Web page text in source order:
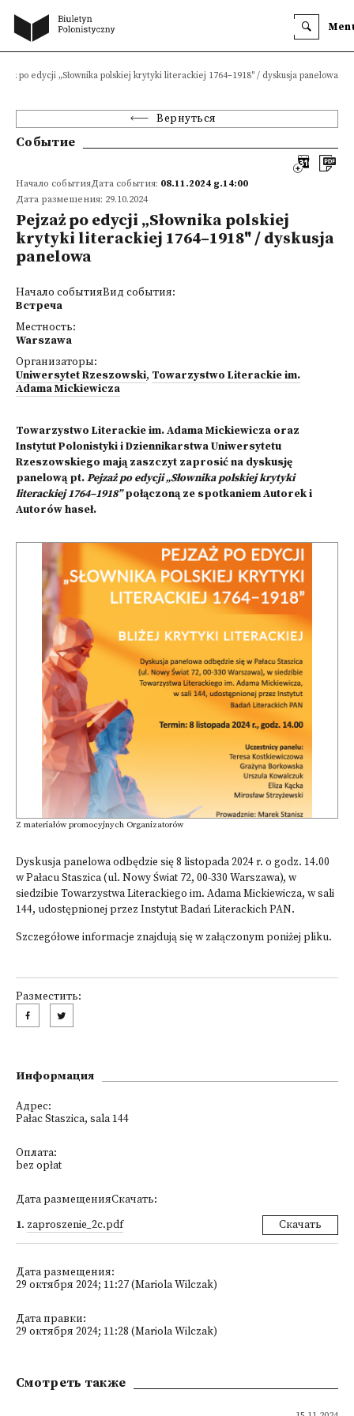
po edycji „Słownika polskiej krytyki literackiej 1764–1918" / dyskusja panelowa
Вернуться
Событие
Начало событияДата события: 08.11.2024 g.14:00
Дата размещения: 29.10.2024
Pejzaż po edycji „Słownika polskiej
krytyki literackiej 1764–1918" / dyskusja
panelowa
Начало событияВид события:
Встреча
Местность:
Warszawa
Организаторы:
Uniwersytet Rzeszowski, Towarzystwo Literackie im.
Adama Mickiewicza
Towarzystwo Literackie im. Adama Mickiewicza oraz
Instytut Polonistyki i Dziennikarstwa Uniwersytetu
Rzeszowskiego mają zaszczyt zaprosić na dyskusję
panelową pt.Pejzaż po edycji „Słownika polskiej krytyki
literackiej 1764–1918”połączoną ze spotkaniem Autorek i
Autorów haseł.
Z materiałów promocyjnych Organizatorów
Dyskusja panelowa odbędzie się 8 listopada 2024 r. o godz. 14.00
w Pałacu Staszica (ul. Nowy Świat 72, 00-330 Warszawa), w
siedzibie Towarzystwa Literackiego im. Adama Mickiewicza, w sali
144, udostępnionej przez Instytut Badań Literackich PAN.
Szczegółowe informacje znajdują się w załączonym poniżej pliku.
Разместить:
Информация
Адрес:
Pałac Staszica, sala 144
Оплата:
bez opłat
Дата размещенияСкачать:
1. zaproszenie_2c.pdf Скачать
Дата размещения:
29 октября 2024; 11:27 (Mariola Wilczak)
Дата правки:
29 октября 2024; 11:28 (Mariola Wilczak)
Смотреть также